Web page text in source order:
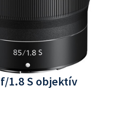
1.8 S objektív